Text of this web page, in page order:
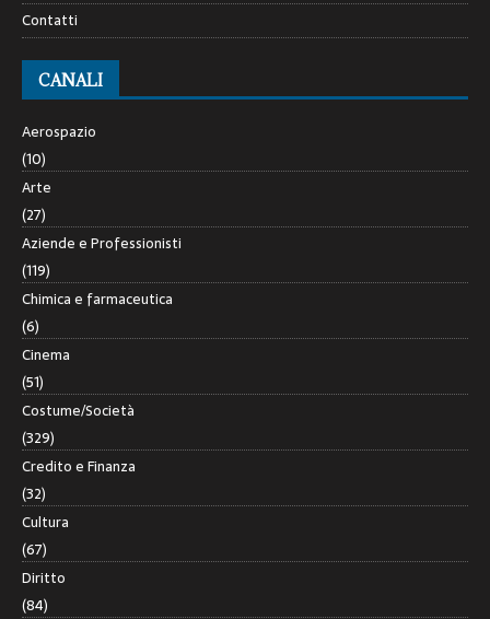
Contatti
CANALI
Aerospazio
(10)
Arte
(27)
Aziende e Professionisti
(119)
Chimica e farmaceutica
(6)
Cinema
(51)
Costume/Società
(329)
Credito e Finanza
(32)
Cultura
(67)
Diritto
(84)